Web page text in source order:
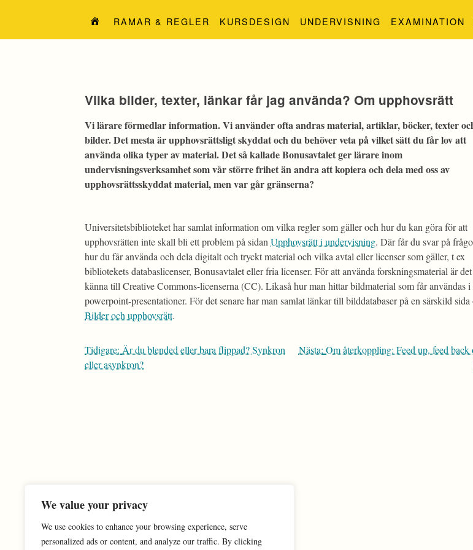
We value your privacy
We use cookies to enhance your browsing experience, serve
personalized ads or content, and analyze our traffic. By clicking
till
RAMAR & REGLER KURSDESIGN UNDERVISNING EXAMINATION
Vilka bilder, texter, länkar får jag använda? Om upphovsrätt
Vi lärare förmedlar information. Vi använder ofta andras material, artiklar, böcker, texter
bilder. Det mesta är upphovsrättsligt skyddat och du behöver veta på vilket sätt du får lov att
använda olika typer av material.Det så kallade Bonusavtalet ger lärare inom
undervisningsverksamhet som vår större frihet än andra att kopiera och dela med oss av
upphovsrättsskyddat material, men var går gränserna?
Universitetsbiblioteket har samlat information om vilka regler som gäller och hur du kan göra för att
upphovsrätten inte skall bli ett problem på sidan Upphovsrätt i undervisning. Där får du svar på
hur du får använda och dela digitalt och tryckt material och vilka avtal eller licenser som gäller, t ex
bibliotekets databaslicenser, Bonusavtalet eller fria licenser. För att använda forskningsmaterial är
känna till Creative Commons-licenserna (CC). Likaså hur man hittar bildmaterial som får användas i
powerpoint-presentationer. För det senare har man samlat länkar till bilddatabaser på en särskild sida
Bilder och upphovsrätt.
Inläggsnavigering
Tidigare: Är du blended eller bara flippad? Synkron
eller asynkron?
Nästa: Om återkoppling: Feed up, feed back